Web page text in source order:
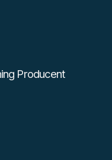
Producent